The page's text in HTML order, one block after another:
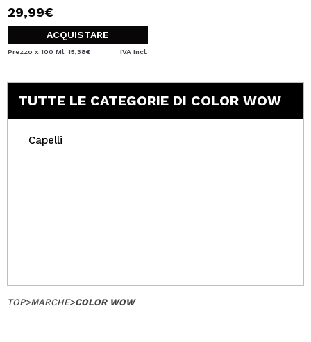
29,99€
ACQUISTARE
Prezzo x 100 Ml: 15,38€ IVA Incl.
TUTTE LE CATEGORIE DI COLOR WOW
Capelli
TOP>MARCHE>COLOR WOW